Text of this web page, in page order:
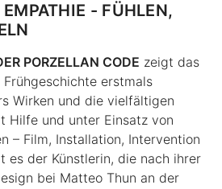
- FÜHLEN,
PORZELLAN CODE zeigt das
erstmals
Wirken und die vielfältigen
Hilfe und unter Einsatz von
– Film, Installation, Intervention
es der Künstlerin, die nach ihrer
bei Matteo Thun an der